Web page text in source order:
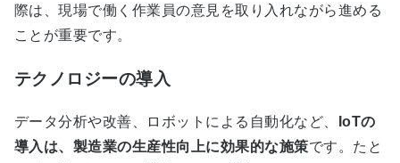
際は、現場で働く作業員の意見を取り入れながら進める
ことが重要です。
テクノロジーの導入
データ分析や改善、ロボットによる自動化など、
IoTの
導入は、製造業の生産性向上に効果的な施策です。たと